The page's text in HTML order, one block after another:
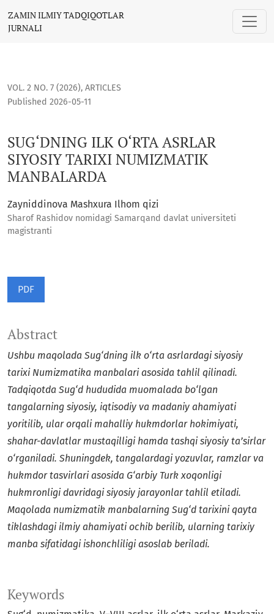
SUG‘DNING ILK O‘RTA ASRLAR SIYOSIY TARIXI NUMIZMATIK
ZAMIN ILMIY TADQIQOTLAR
JURNALI
VOL. 2 NO. 7 (2026), ARTICLES
SUG‘DNING ILK O‘RTA ASRLAR
SIYOSIY TARIXI NUMIZMATIK
MANBALARDA
Published 2026-05-11
Zayniddinova Mashxura Ilhom qizi
Sharof Rashidov nomidagi Samarqand davlat universiteti
magistranti
PDF
Keywords
Abstract
Ushbu maqolada Sug‘dning ilk o‘rta asrlardagi siyosiy
tarixi Numizmatika manbalari asosida tahlil qilinadi.
Tadqiqotda Sug‘d hududida muomalada bo‘lgan
tangalarning siyosiy, iqtisodiy va madaniy ahamiyati
yoritilib, ular orqali mahalliy hukmdorlar hokimiyati,
shahar-davlatlar mustaqilligi hamda tashqi siyosiy ta’sirlar
o‘rganiladi. Shuningdek, tangalardagi yozuvlar, ramzlar va
hukmdor tasvirlari asosida G‘arbiy Turk xoqonligi
hukmronligi davridagi siyosiy jarayonlar tahlil etiladi.
Maqolada numizmatik manbalarning Sug‘d tarixini qayta
tiklashdagi ilmiy ahamiyati ochib berilib, ularning tarixiy
manba sifatidagi ishonchliligi asoslab beriladi.